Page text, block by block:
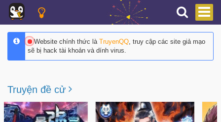
Website chính thức là TruyenQQ, truy cập các site giả mạo
sẽ bị hack tài khoản và dính virus.
Truyện đề cử